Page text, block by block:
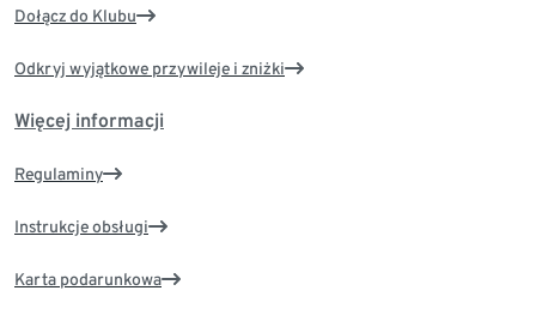
Dołącz do Klubu
Odkryj wyjątkowe przywileje i zniżki
Więcej informacji
Regulaminy
Instrukcje obsługi
Karta podarunkowa